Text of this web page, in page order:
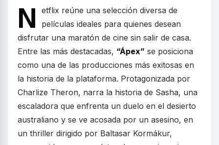
N
etflix reúne una selección diversa de
películas ideales para quienes desean
disfrutar una maratón de cine sin salir de casa.
Entre las más destacadas, “Ápex” se posiciona
como una de las producciones más exitosas en
la historia de la plataforma. Protagonizada por
Charlize Theron, narra la historia de Sasha, una
escaladora que enfrenta un duelo en el desierto
australiano y se ve acosada por un asesino, en
un thriller dirigido por Baltasar Kormákur,